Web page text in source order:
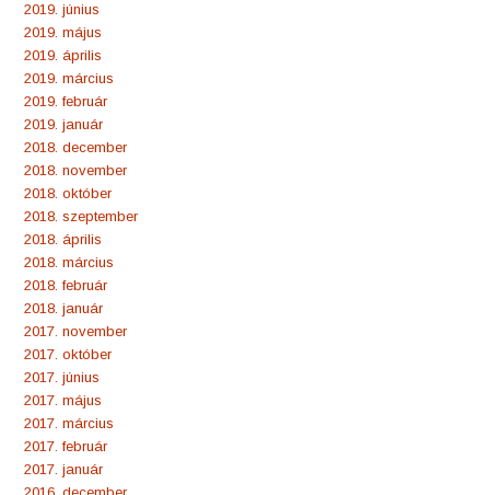
2019. június
2019. május
2019. április
2019. március
2019. február
2019. január
2018. december
2018. november
2018. október
2018. szeptember
2018. április
2018. március
2018. február
2018. január
2017. november
2017. október
2017. június
2017. május
2017. március
2017. február
2017. január